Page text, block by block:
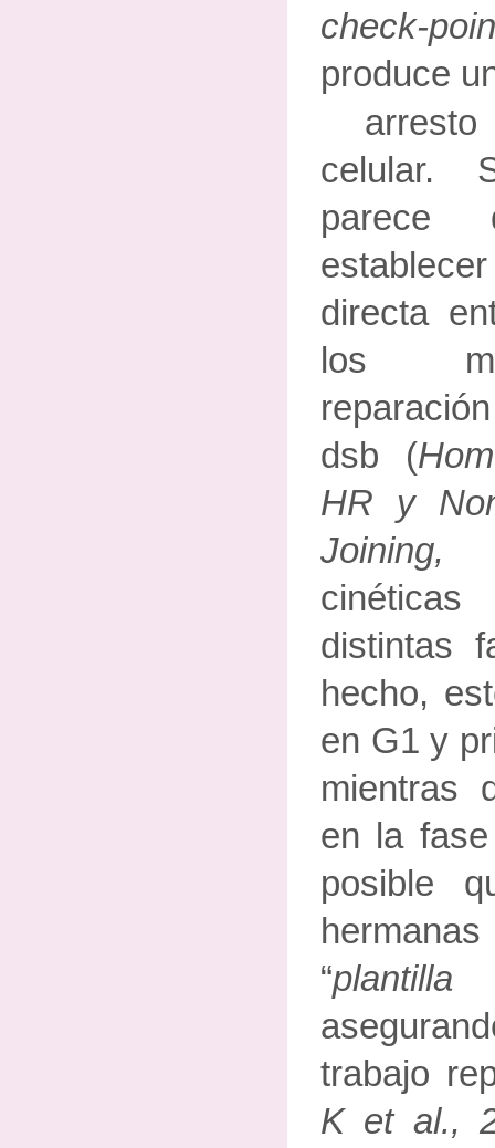
check-
produce
celular.
parece
directa
los
dsb (
HR y
Joining,
distintas
hecho,
en G1 y
mientras
en la
posible
“
trabajo
K et al.,